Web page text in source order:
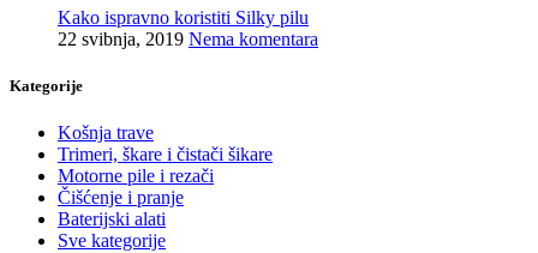
Kako ispravno koristiti Silky pilu
22 svibnja, 2019 Nema komentara
Kategorije
Košnja trave
Trimeri, škare i čistači šikare
Motorne pile i rezači
Čišćenje i pranje
Baterijski alati
Sve kategorije